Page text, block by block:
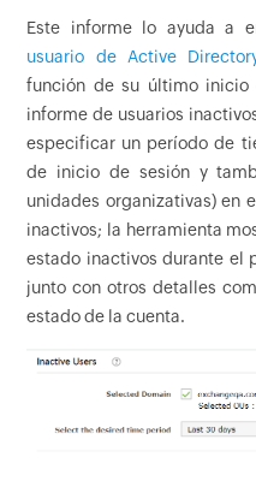
Este informe lo ayuda a
usuario de Active
función de su último inicio
informe de usuarios
especificar un período de
de inicio de sesión y
unidades organizativas) en
inactivos; la herramienta
estado inactivos durante el
junto con otros detalles
estado de la cuenta.